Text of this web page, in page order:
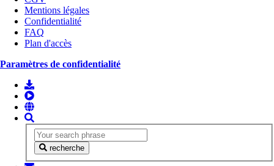
Mentions légales
Confidentialité
FAQ
Plan d'accès
Paramètres de confidentialité
recherche